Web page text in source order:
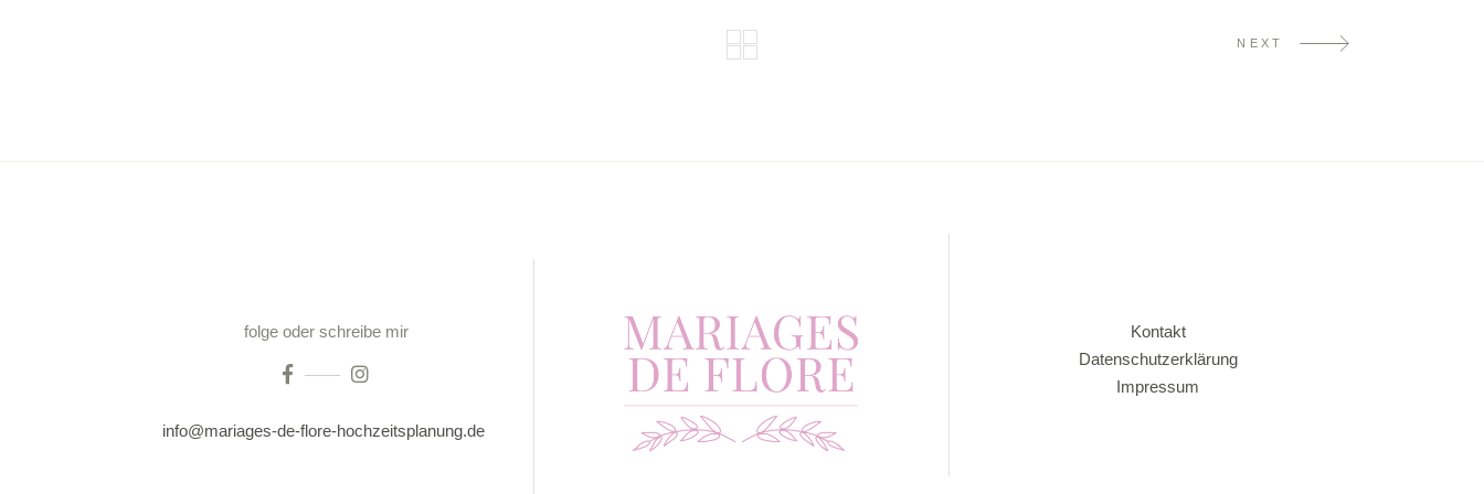
NEXT
folge oder schreibe mir
info@mariages-de-flore-hochzeitsplanung.de
Kontakt
Datenschutzerklärung
Impressum